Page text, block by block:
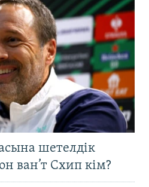
шетелдік
ван’т Схип кім?